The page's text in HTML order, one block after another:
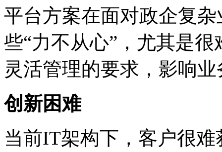
平台方案在面对政企复杂
些“力不从心”，尤其
灵活管理的要求，影响业
创新困难
当前IT架构下，客户很